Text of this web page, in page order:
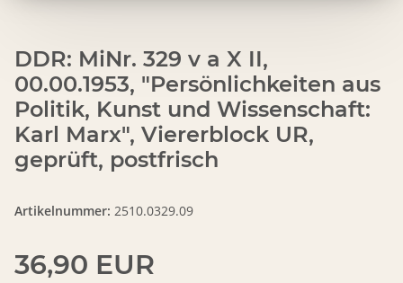
DDR: MiNr. 329 v a X II,
00.00.1953, "Persönlichkeiten aus
Politik, Kunst und Wissenschaft:
Karl Marx", Viererblock UR,
geprüft, postfrisch
Artikelnummer: 2510.0329.09
36,90 EUR